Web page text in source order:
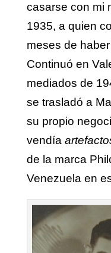
casarse con mi
1935, a quien
meses de
Continuó en
mediados de
se trasladó a
su propio
vendía
de la marca
Venezuela en